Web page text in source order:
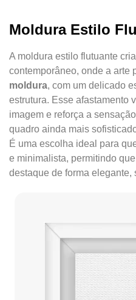
Moldura Estilo
A moldura estilo flutuante
contemporâneo, onde a arte
moldura, com um delicado
estrutura. Esse afastamento
imagem e reforça a
quadro ainda mais
É uma escolha ideal para
e minimalista, permitindo
destaque de forma elegante,